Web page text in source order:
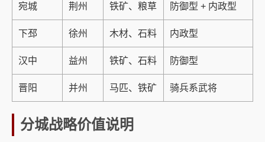
宛城 荆州 铁矿、粮草 防御型 + 内政型
下邳 徐州 木材、石料 内政型
汉中 益州 铁矿、石料 防御型
晋阳 并州 马匹、铁矿 骑兵系武将
分城战略价值说明